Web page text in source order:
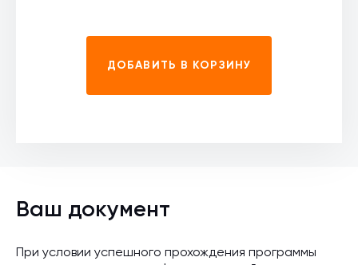
ДОБАВИТЬ В КОРЗИНУ
Ваш документ
При условии успешного прохождения программы